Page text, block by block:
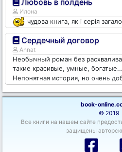
Любовь в полдень
Илона
чудова книга, як і серія
Сердечный договор
Annat
Необычный роман без
такие красивые, умные, богатые...
Непонятная история, но очень
book-
© 2019
Все книги на нашем сайте
защищены